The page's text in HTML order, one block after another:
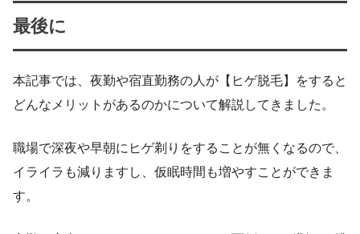
最後に
本記事では、夜勤や宿直勤務の人が【ヒゲ脱毛】をすると
どんなメリットがあるのかについて解説してきました。
職場で深夜や早朝にヒゲ剃りをすることが無くなるので、
イライラも減りますし、仮眠時間も増やすことができま
す。